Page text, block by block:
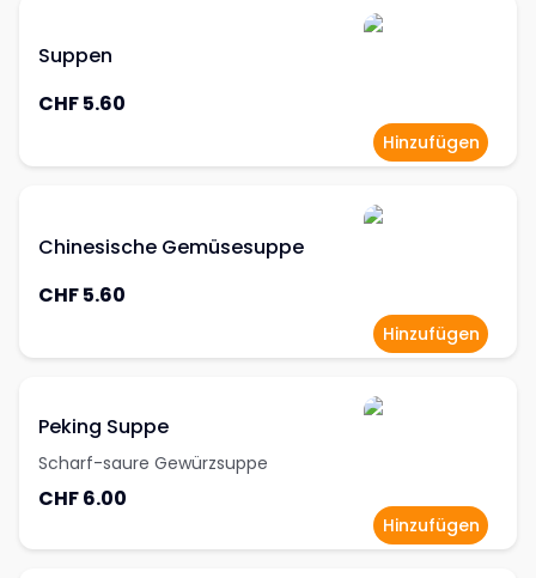
Suppen
CHF 5.60
Hinzufügen
Chinesische Gemüsesuppe
CHF 5.60
Hinzufügen
Peking Suppe
Scharf-saure Gewürzsuppe
CHF 6.00
Hinzufügen